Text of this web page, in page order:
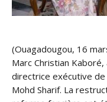
(Ouagadougou, 16
Marc Christian
directrice exécutive
Mohd Sharif. La